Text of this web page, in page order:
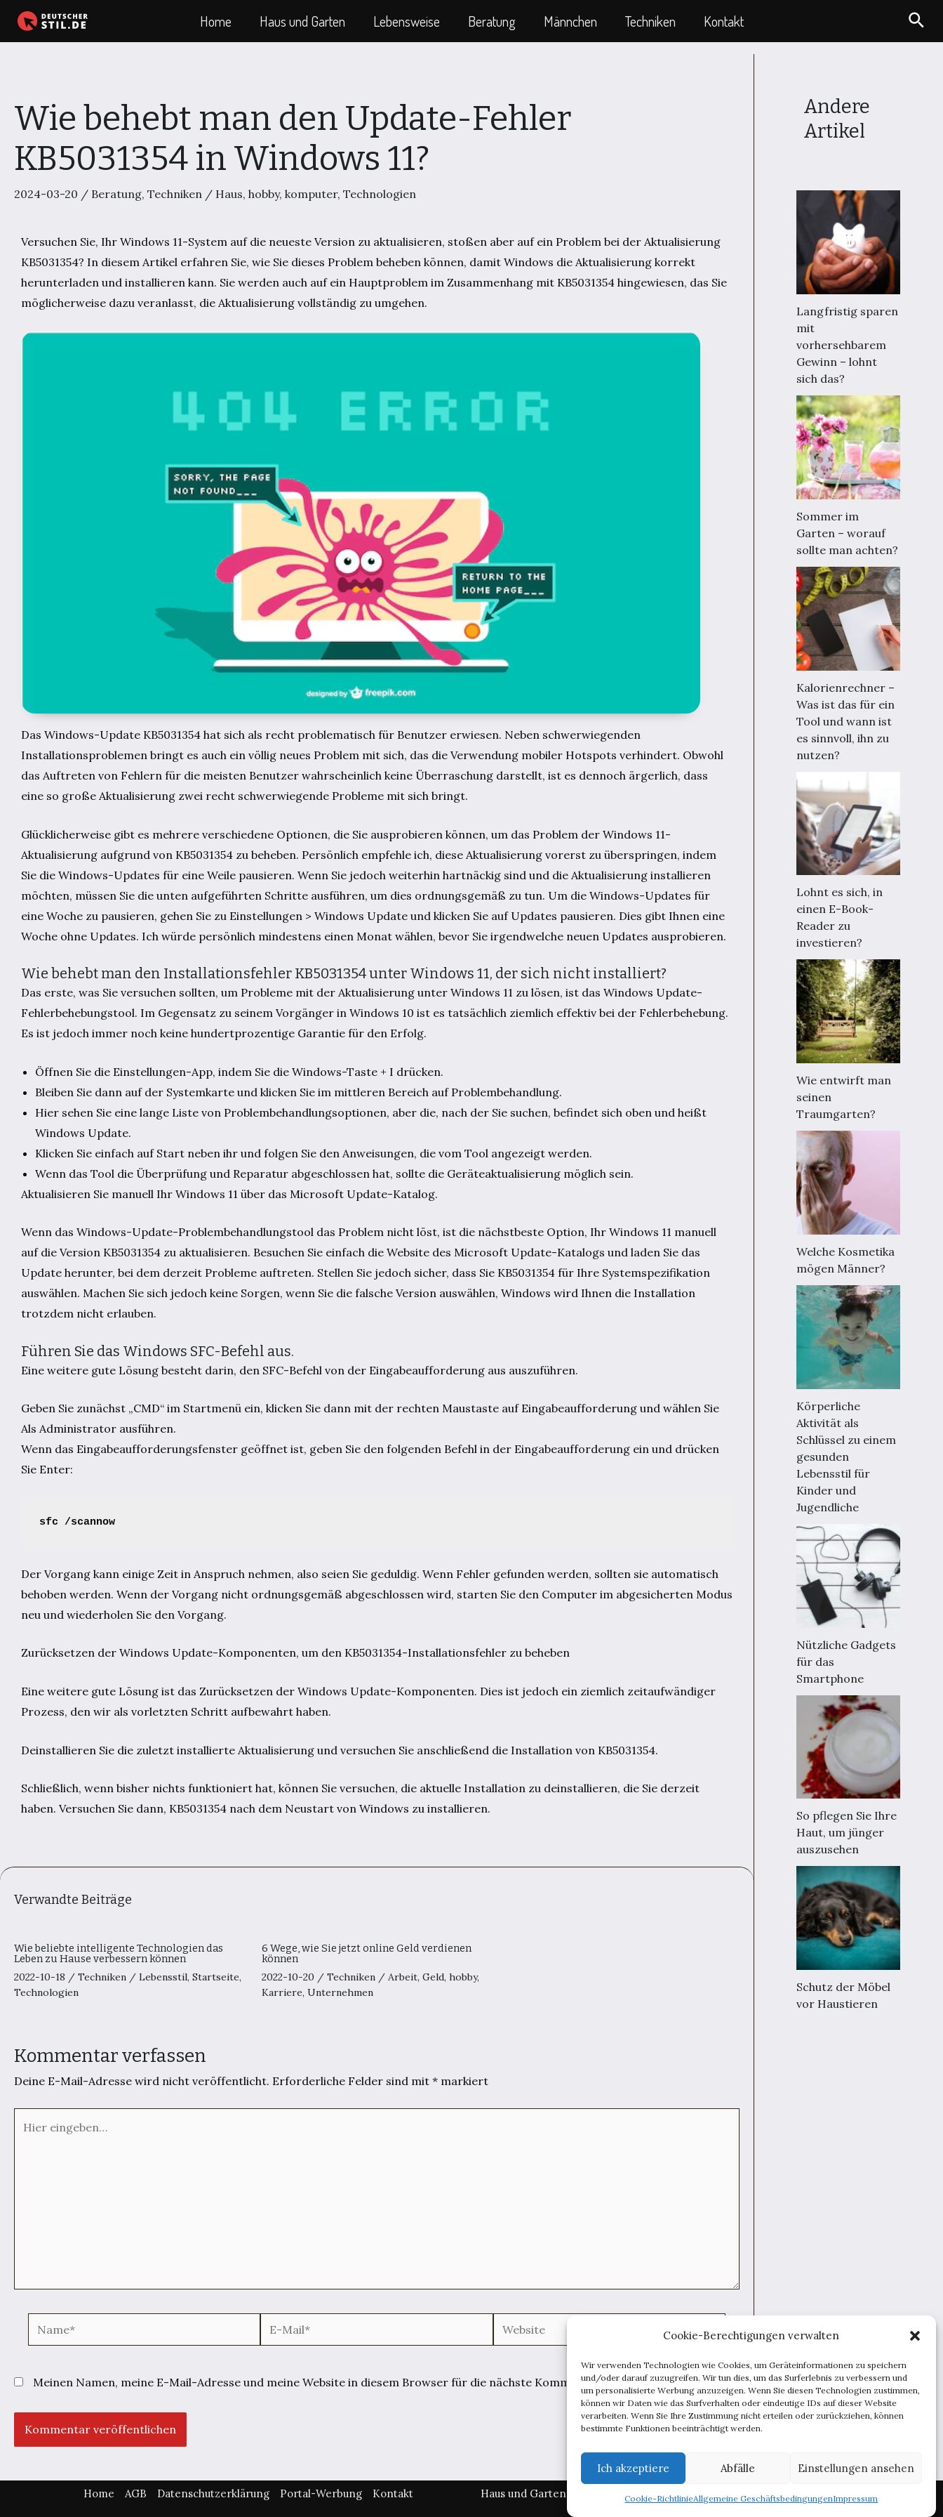
Cookie-Berechtigungen verwalten
Wir verwenden Technologien wie Cookies, um Geräteinformationen zu speichern
und/oder darauf zuzugreifen. Wir tun dies, um das Surferlebnis zu verbessern und
um personalisierte Werbung anzuzeigen. Wenn Sie diesen Technologien zustimmen,
können wir Daten wie das Surfverhalten oder eindeutige IDs auf dieser Website
verarbeiten. Wenn Sie Ihre Zustimmung nicht erteilen oder zurückziehen, können
bestimmte Funktionen beeinträchtigt werden.
Ich akzeptiere Abfälle Einstellungen ansehen
Cookie-RichtlinieAllgemeine GeschäftsbedingungenImpressum
Zum
Inhalt
Home Haus und Garten Lebensweise Beratung Männchen Techniken Kontakt
Wie behebt man den Update-Fehler
KB5031354 in Windows 11?
2024-03-20 / Beratung, Techniken / Haus, hobby, komputer, Technologien
Versuchen Sie, Ihr Windows 11-System auf die neueste Version zu aktualisieren, stoßen aber auf ein Problem bei der Aktualisierung
KB5031354? In diesem Artikel erfahren Sie, wie Sie dieses Problem beheben können, damit Windows die Aktualisierung korrekt
herunterladen und installieren kann. Sie werden auch auf ein Hauptproblem im Zusammenhang mit KB5031354 hingewiesen, das Sie
möglicherweise dazu veranlasst, die Aktualisierung vollständig zu umgehen.
Das Windows-Update KB5031354 hat sich als recht problematisch für Benutzer erwiesen. Neben schwerwiegenden
Installationsproblemen bringt es auch ein völlig neues Problem mit sich, das die Verwendung mobiler Hotspots verhindert. Obwohl
das Auftreten von Fehlern für die meisten Benutzer wahrscheinlich keine Überraschung darstellt, ist es dennoch ärgerlich, dass
eine so große Aktualisierung zwei recht schwerwiegende Probleme mit sich bringt.
Glücklicherweise gibt es mehrere verschiedene Optionen, die Sie ausprobieren können, um das Problem der Windows 11-
Aktualisierung aufgrund von KB5031354 zu beheben. Persönlich empfehle ich, diese Aktualisierung vorerst zu überspringen, indem
Sie die Windows-Updates für eine Weile pausieren. Wenn Sie jedoch weiterhin hartnäckig sind und die Aktualisierung installieren
möchten, müssen Sie die unten aufgeführten Schritte ausführen, um dies ordnungsgemäß zu tun. Um die Windows-Updates für
eine Woche zu pausieren, gehen Sie zu Einstellungen > Windows Update und klicken Sie auf Updates pausieren. Dies gibt Ihnen eine
Woche ohne Updates. Ich würde persönlich mindestens einen Monat wählen, bevor Sie irgendwelche neuen Updates ausprobieren.
Wie behebt man den Installationsfehler KB5031354 unter Windows 11, der sich nicht installiert?
Das erste, was Sie versuchen sollten, um Probleme mit der Aktualisierung unter Windows 11 zu lösen, ist das Windows Update-
Fehlerbehebungstool. Im Gegensatz zu seinem Vorgänger in Windows 10 ist es tatsächlich ziemlich effektiv bei der Fehlerbehebung.
Es ist jedoch immer noch keine hundertprozentige Garantie für den Erfolg.
Öffnen Sie die Einstellungen-App, indem Sie die Windows-Taste + I drücken.
Bleiben Sie dann auf der Systemkarte und klicken Sie im mittleren Bereich auf Problembehandlung.
Hier sehen Sie eine lange Liste von Problembehandlungsoptionen, aber die, nach der Sie suchen, befindet sich oben und heißt
Windows Update.
Klicken Sie einfach auf Start neben ihr und folgen Sie den Anweisungen, die vom Tool angezeigt werden.
Wenn das Tool die Überprüfung und Reparatur abgeschlossen hat, sollte die Geräteaktualisierung möglich sein.
Aktualisieren Sie manuell Ihr Windows 11 über das Microsoft Update-Katalog.
Wenn das Windows-Update-Problembehandlungstool das Problem nicht löst, ist die nächstbeste Option, Ihr Windows 11 manuell
auf die Version KB5031354 zu aktualisieren. Besuchen Sie einfach die Website des Microsoft Update-Katalogs und laden Sie das
Update herunter, bei dem derzeit Probleme auftreten. Stellen Sie jedoch sicher, dass Sie KB5031354 für Ihre Systemspezifikation
auswählen. Machen Sie sich jedoch keine Sorgen, wenn Sie die falsche Version auswählen, Windows wird Ihnen die Installation
trotzdem nicht erlauben.
Führen Sie das Windows SFC-Befehl aus.
Eine weitere gute Lösung besteht darin, den SFC-Befehl von der Eingabeaufforderung aus auszuführen.
Geben Sie zunächst „CMD“ im Startmenü ein, klicken Sie dann mit der rechten Maustaste auf Eingabeaufforderung und wählen Sie
Als Administrator ausführen.
Wenn das Eingabeaufforderungsfenster geöffnet ist, geben Sie den folgenden Befehl in der Eingabeaufforderung ein und drücken
Sie Enter:
sfc /scannow
Der Vorgang kann einige Zeit in Anspruch nehmen, also seien Sie geduldig. Wenn Fehler gefunden werden, sollten sie automatisch
behoben werden. Wenn der Vorgang nicht ordnungsgemäß abgeschlossen wird, starten Sie den Computer im abgesicherten Modus
neu und wiederholen Sie den Vorgang.
Zurücksetzen der Windows Update-Komponenten, um den KB5031354-Installationsfehler zu beheben
Eine weitere gute Lösung ist das Zurücksetzen der Windows Update-Komponenten. Dies ist jedoch ein ziemlich zeitaufwändiger
Prozess, den wir als vorletzten Schritt aufbewahrt haben.
Deinstallieren Sie die zuletzt installierte Aktualisierung und versuchen Sie anschließend die Installation von KB5031354.
Schließlich, wenn bisher nichts funktioniert hat, können Sie versuchen, die aktuelle Installation zu deinstallieren, die Sie derzeit
haben. Versuchen Sie dann, KB5031354 nach dem Neustart von Windows zu installieren.
Verwandte Beiträge
Wie beliebte intelligente Technologien das
Leben zu Hause verbessern können
2022-10-18 / Techniken / Lebensstil, Startseite,
Technologien
6 Wege, wie Sie jetzt online Geld verdienen
können
2022-10-20 /Techniken /Arbeit,Geld,hobby,
Karriere,Unternehmen
Kommentar verfassen
Deine E-Mail-Adresse wird nicht veröffentlicht. Erforderliche Felder sind mit * markiert
eingeben…
Name*
E-
Mail*
Website
Meinen Namen, meine E-Mail-Adresse und meine Website in diesem Browser für die nächste Kommentierung speichern.
Andere
Artikel
Langfristig sparen
mit
vorhersehbarem
Gewinn – lohnt
sich das?
Sommer im
Garten – worauf
sollte man achten?
Kalorienrechner –
Was ist das für ein
Tool und wann ist
es sinnvoll, ihn zu
nutzen?
Lohnt es sich, in
einen E-Book-
Reader zu
investieren?
Wie entwirft man
seinen
Traumgarten?
Welche Kosmetika
mögen Männer?
Körperliche
Aktivität als
Schlüssel zu einem
gesunden
Lebensstil für
Kinder und
Jugendliche
Nützliche Gadgets
für das
Smartphone
So pflegen Sie Ihre
Haut, um jünger
auszusehen
Schutz der Möbel
vor Haustieren
Home AGB Datenschutzerklärung Portal-Werbung Kontakt Haus und Garten Lebensweise Beratung Inspirationen Männchen